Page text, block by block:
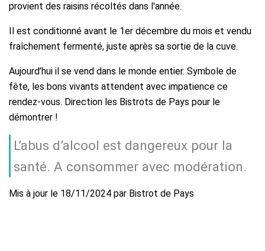
provient des raisins récoltés dans l'année.
Il est conditionné avant le 1er décembre du mois et vendu
fraîchement fermenté, juste après sa sortie de la cuve.
Aujourd’hui il se vend dans le monde entier. Symbole de
fête, les bons vivants attendent avec impatience ce
rendez-vous. Direction les Bistrots de Pays pour le
démontrer !
L’abus d’alcool est dangereux pour la
santé. A consommer avec modération.
Mis à jour le 18/11/2024 par Bistrot de Pays